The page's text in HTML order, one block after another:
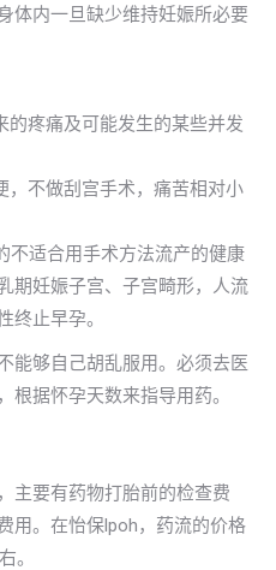
体内一旦缺少维持妊娠所必要
的疼痛及可能发生的某些并发
，不做刮宫手术，痛苦相对小
不适合用手术方法流产的健康
期妊娠子宫、子宫畸形，人流
终止早孕。
能够自己胡乱服用。必须去医
根据怀孕天数来指导用药。
主要有药物打胎前的检查费
用。在怡保lpoh，药流的价格
。